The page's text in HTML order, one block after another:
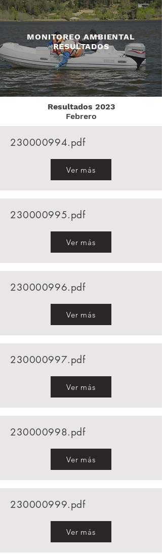
MONITOREO AMBIENTAL
RESULTADOS
Resultados 2023
Febrero
230000994.pdf
Ver más
230000995.pdf
Ver más
230000996.pdf
Ver más
230000997.pdf
Ver más
230000998.pdf
Ver más
230000999.pdf
Ver más